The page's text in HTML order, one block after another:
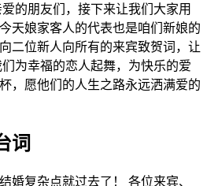
的朋友们，接下来让我们大家用
天娘家客人的代表也是咱们新娘的
二位新人向所有的来宾致贺词，让
为幸福的恋人起舞，为快乐的爱
，愿他们的人生之路永远洒满爱的
词
婚复杂点就过去了！ 各位来宾、